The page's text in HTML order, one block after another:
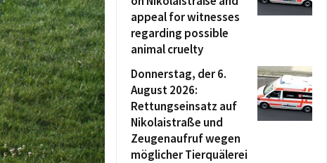
appeal for witnesses
regarding possible
animal cruelty
Donnerstag, der 6.
August 2026:
Rettungseinsatz auf
Nikolaistraße und
Zeugenaufruf wegen
möglicher Tierquälerei